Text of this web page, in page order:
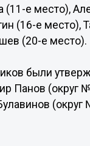
(11-е место),
(16-е место),
(20-е место).
были
Панов (округ